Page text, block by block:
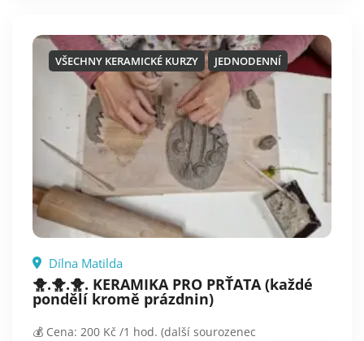
VŠECHNY KERAMICKÉ KURZY JEDNODENNÍ
Dílna Matilda
🐥.🐥.🐥. KERAMIKA PRO PRŤATA (každé
pondělí kromě prázdnin)
💰 Cena: 200 Kč /1 hod. (další sourozenec